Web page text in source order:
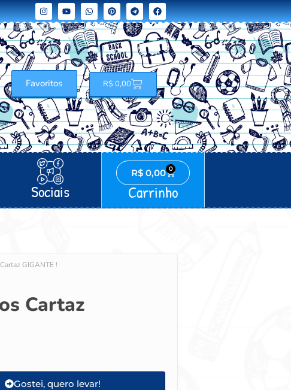
Favoritos R$ 0,00
Sociais
R$ 0,00 0
Carrinho
GIGANTE !
Cartaz
Gostei, quero levar!